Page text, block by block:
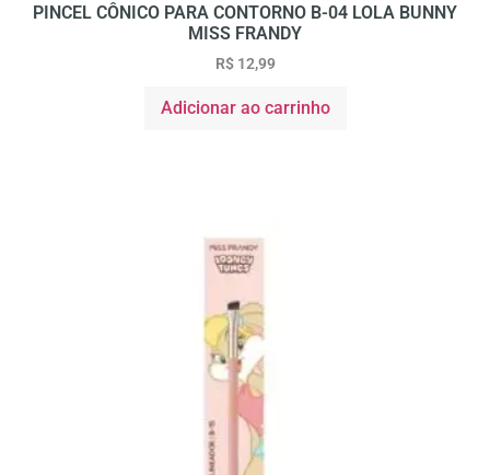
PINCEL CÔNICO PARA CONTORNO B-04 LOLA BUNNY
MISS FRANDY
R$12,99
Adicionar ao carrinho